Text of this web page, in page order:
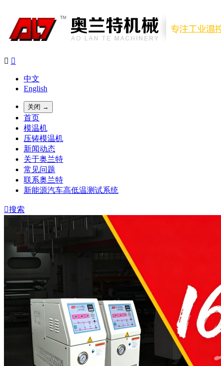
 
中文
English
关闭 →
首页
模温机
压铸模温机
新闻动态
关于奥兰特
常见问题
联系奥兰特
新能源汽车高低温测试系统
搜索